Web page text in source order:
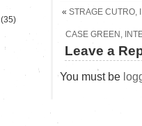
« STRAGE CUTRO,
CASE GREEN,
Leave a
You must be
(35)